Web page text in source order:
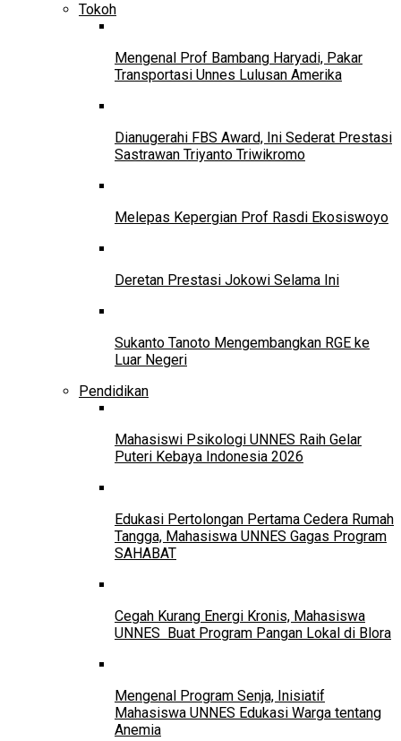
Tokoh
Mengenal Prof Bambang Haryadi, Pakar
Transportasi Unnes Lulusan Amerika
Dianugerahi FBS Award, Ini Sederat Prestasi
Sastrawan Triyanto Triwikromo
Melepas Kepergian Prof Rasdi Ekosiswoyo
Deretan Prestasi Jokowi Selama Ini
Sukanto Tanoto Mengembangkan RGE ke
Luar Negeri
Pendidikan
Mahasiswi Psikologi UNNES Raih Gelar
Puteri Kebaya Indonesia 2026
Edukasi Pertolongan Pertama Cedera Rumah
Tangga, Mahasiswa UNNES Gagas Program
SAHABAT
Cegah Kurang Energi Kronis, Mahasiswa
UNNES Buat Program Pangan Lokal di Blora
Mengenal Program Senja, Inisiatif
Mahasiswa UNNES Edukasi Warga tentang
Anemia